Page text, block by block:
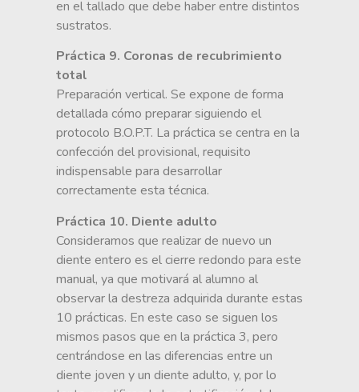
en el tallado que debe haber entre distintos
sustratos.
Práctica 9. Coronas de recubrimiento
total
Preparación vertical. Se expone de forma
detallada cómo preparar siguiendo el
protocolo B.O.P.T. La práctica se centra en la
confección del provisional, requisito
indispensable para desarrollar
correctamente esta técnica.
Práctica 10. Diente adulto
Consideramos que realizar de nuevo un
diente entero es el cierre redondo para este
manual, ya que motivará al alumno al
observar la destreza adquirida durante estas
10 prácticas. En este caso se siguen los
mismos pasos que en la práctica 3, pero
centrándose en las diferencias entre un
diente joven y un diente adulto, y, por lo